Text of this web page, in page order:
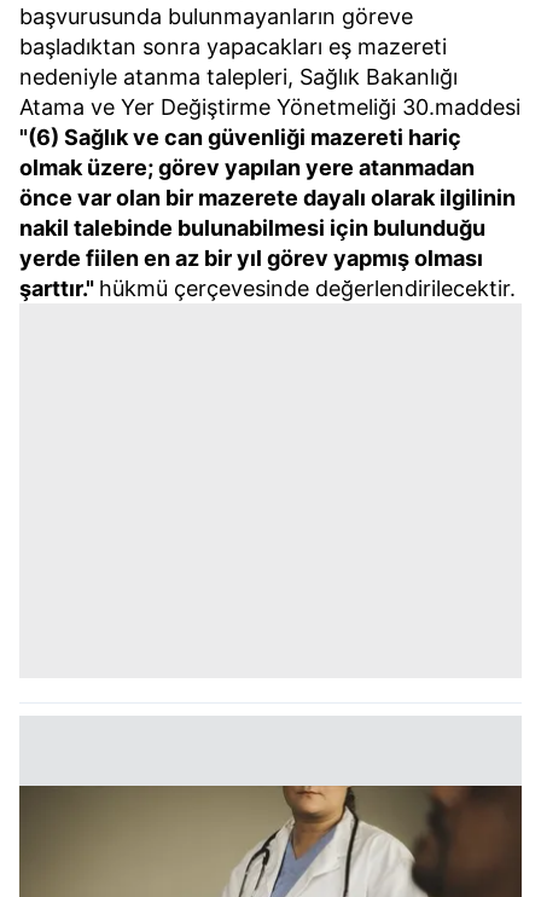
başvurusunda bulunmayanların göreve
başladıktan sonra yapacakları eş mazereti
nedeniyle atanma talepleri, Sağlık Bakanlığı
Atama ve Yer Değiştirme Yönetmeliği 30.maddesi
"(6) Sağlık ve can güvenliği mazereti hariç
olmak üzere; görev yapılan yere atanmadan
önce var olan bir mazerete dayalı olarak ilgilinin
nakil talebinde bulunabilmesi için bulunduğu
yerde fiilen en az bir yıl görev yapmış olması
şarttır." hükmü çerçevesinde değerlendirilecektir.